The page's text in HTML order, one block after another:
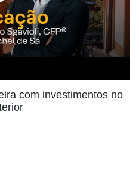
com investimentos no